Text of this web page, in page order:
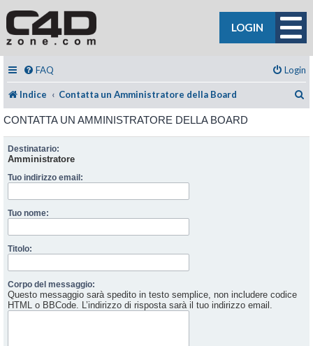
LOGIN
FAQ Login
Indice Contatta un Amministratore della Board
CONTATTA UN AMMINISTRATORE DELLA BOARD
Destinatario:
Amministratore
Tuo indirizzo email:
Tuo nome:
Titolo:
Corpo del messaggio:
Questo messaggio sarà spedito in testo semplice, non includere codice
HTML o BBCode. L’indirizzo di risposta sarà il tuo indirizzo email.